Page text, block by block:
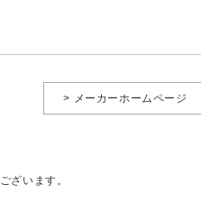
> メーカーホームページ
ざいます。